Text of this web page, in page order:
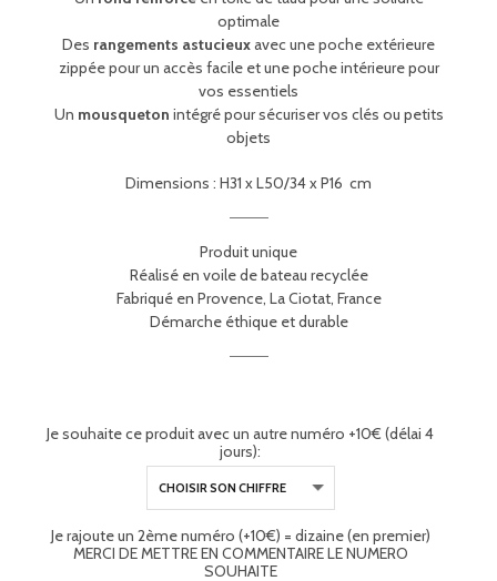
optimale
Des rangements astucieuxavec une poche extérieure
zippée pour un accès facile et une poche intérieure pour
vos essentiels
Un mousqueton intégré pour sécuriser vos clés ou petits
objets
Dimensions : H31 x L50/34 x P16 cm
Produit unique
Réalisé en voile de bateau recyclée
Fabriqué en Provence, La Ciotat, France
Démarche éthique et durable
Je souhaite ce produit avec un autre numéro +10€ (délai 4
jours):
Je rajoute un 2ème numéro (+10€) = dizaine (en premier)
MERCI DE METTRE EN COMMENTAIRE LE NUMERO
SOUHAITE